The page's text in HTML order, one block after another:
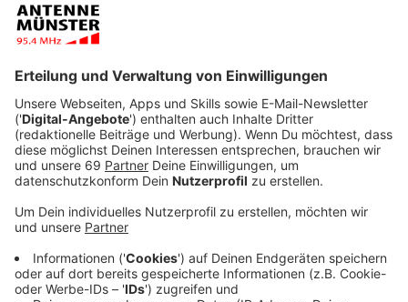
EM-Orakel aus dem Allwetterzoo hatte zuvor auf
Spanien gesetzt.
In der 51. Spielminute traf der spanische Spieler Olmo
zum 1:0. Die Deutschen ließen sich davon nicht
unterkriegen und kämpften sich bis zum Ausgleich in
der 89. Spielminute durch Florian Wirtz. In der
Verlängerung konnten sich die Spanier dann aber
durchsetzen. In der 119. Spielminute machte Merino
das letzte Tor. Deutschland ist damit aus der
Europameisterschaft ausgeschieden. Ein bitteres